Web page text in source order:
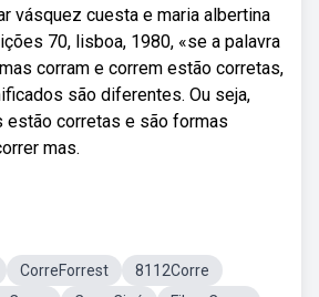
vásquez cuesta e maria albertina
70, lisboa, 1980, «se a palavra
corram e correm estão corretas,
são diferentes. Ou seja,
estão corretas e são formas
mas.
CorreForrest
8112Corre